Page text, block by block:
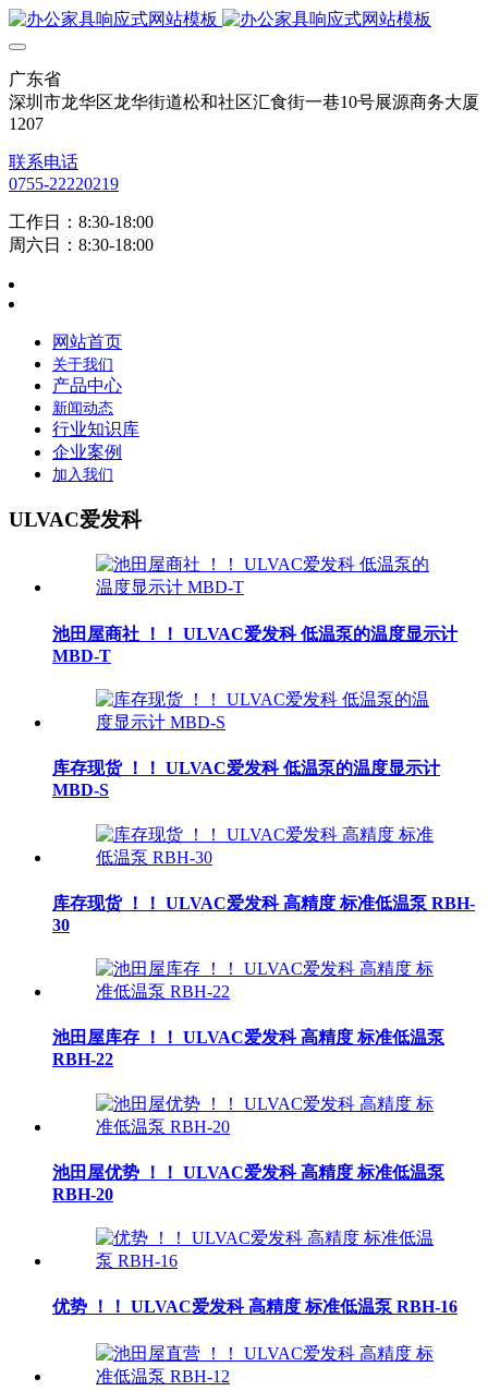
广东省
深圳市龙华区龙华街道松和社区汇食街一巷10号展源商务大厦
1207
联系电话
0755-22220219
工作日：8:30-18:00
周六日：8:30-18:00
网站首页
关于我们
产品中心
新闻动态
行业知识库
企业案例
加入我们
ULVAC爱发科
池田屋商社 ！！ ULVAC爱发科 低温泵的温度显示计
MBD-T
库存现货 ！！ ULVAC爱发科 低温泵的温度显示计
MBD-S
库存现货 ！！ ULVAC爱发科 高精度 标准低温泵 RBH-
30
池田屋库存 ！！ ULVAC爱发科 高精度 标准低温泵
RBH-22
池田屋优势 ！！ ULVAC爱发科 高精度 标准低温泵
RBH-20
优势 ！！ ULVAC爱发科 高精度 标准低温泵 RBH-16